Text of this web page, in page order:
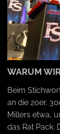
WARUM
Beim
an die 20er,
Millers etwa,
das Rat Pack.